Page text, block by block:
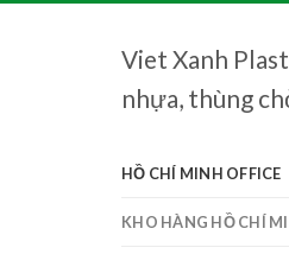
Viet Xanh
nhựa, thùng
HỒ CHÍ MINH OFFICE
KHO HÀNG HỒ CHÍ